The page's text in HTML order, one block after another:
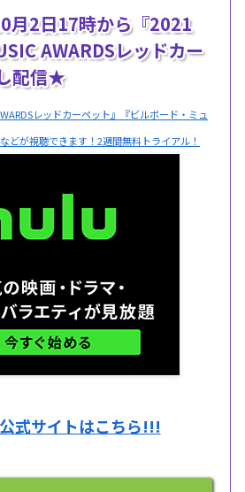
月2日17時から『2021
AWARDSレッドカー
配信★
レッドカーペット』『ビルボード・ミュ
どが視聴できます！2週間無料トライアル！
式サイトはこちら!!!